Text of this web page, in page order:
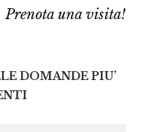
Prenota una visita!
DOMANDE PIU’